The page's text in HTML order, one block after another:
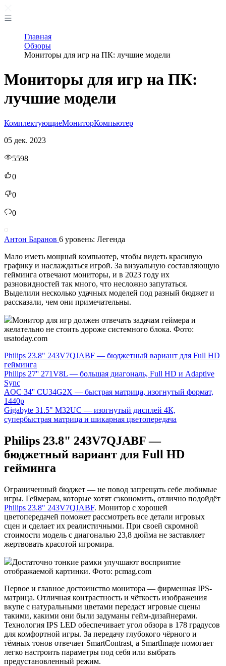
Главная
Обзоры
Мониторы для игр на ПК: лучшие модели
Мониторы для игр на ПК:
лучшие модели
КомплектующиеМониторКомпьютер
05 дек. 2023
5598
0
0
0
Антон Баранов 6 уровень: Легенда
Мало иметь мощный компьютер, чтобы видеть красивую
графику и наслаждаться игрой. За визуальную составляющую
гейминга отвечают мониторы, и в 2023 году их
разновидностей так много, что несложно запутаться.
Выделили несколько удачных моделей под разный бюджет и
рассказали, чем они примечательны.
Монитор для игр должен отвечать задачам геймера и
желательно не стоить дороже системного блока. Фото:
usatoday.com
Philips 23.8" 243V7QJABF — бюджетный вариант для Full HD
гейминга
Philips 27'' 271V8L — большая диагональ, Full HD и Adaptive
Sync
AOC 34'' CU34G2X — быстрая матрица, изогнутый формат,
1440p
Gigabyte 31.5" M32UC — изогнутый дисплей 4К,
супербыстрая матрица и шикарная цветопередача
Philips 23.8" 243V7QJABF —
бюджетный вариант для Full HD
гейминга
Ограниченный бюджет — не повод запрещать себе любимые
игры. Геймерам, которые хотят сэкономить, отлично подойдёт
Philips 23.8" 243V7QJABF. Монитор с хорошей
цветопередачей поможет рассмотреть все детали игровых
сцен и сделает их реалистичными. При своей скромной
стоимости модель с диагональю 23,8 дюйма не заставляет
жертвовать красотой игромира.
Достаточно тонкие рамки улучшают восприятие
отображаемой картинки. Фото: pcmag.com
Первое и главное достоинство монитора — фирменная IPS-
матрица. Отличная контрастность и чёткость изображения
вкупе с натуральными цветами передаст игровые сцены
такими, какими они были задуманы гейм-дизайнерами.
Технология IPS LED обеспечивает угол обзора в 178 градусов
для комфортной игры. За передачу глубокого чёрного и
тёмных тонов отвечает SmartContrast, а SmartImage помогает
легко настроить параметры под себя или выбрать
предустановленный режим.